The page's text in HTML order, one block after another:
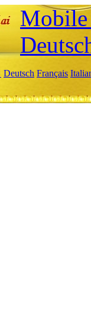
Deutsch Français